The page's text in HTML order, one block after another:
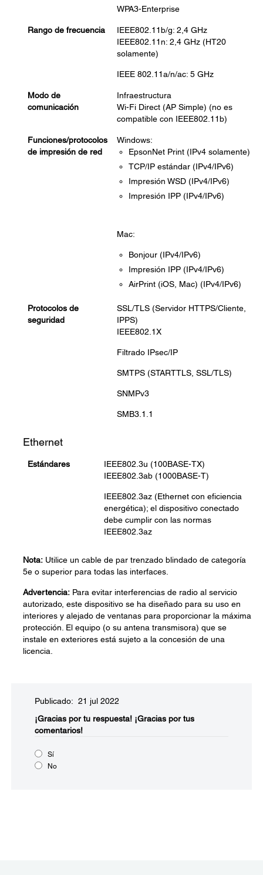
WPA3-Enterprise
Rango de frecuencia
IEEE802.11b/g: 2,4 GHz
IEEE802.11n: 2,4 GHz (HT20
solamente)
IEEE 802.11a/n/ac: 5 GHz
Modo de
comunicación
Infraestructura
Wi-Fi Direct (AP Simple) (no es
compatible con IEEE802.11b)
Funciones/protocolos
de impresión de red
Windows:
EpsonNet Print (IPv4 solamente)
TCP/IP estándar (IPv4/IPv6)
Impresión WSD (IPv4/IPv6)
Impresión IPP (IPv4/IPv6)
Mac:
Bonjour (IPv4/IPv6)
Impresión IPP (IPv4/IPv6)
AirPrint (iOS, Mac) (IPv4/IPv6)
Protocolos de
seguridad
SSL/TLS (Servidor HTTPS/Cliente,
IPPS)
IEEE802.1X
Filtrado IPsec/IP
SMTPS (STARTTLS, SSL/TLS)
SNMPv3
SMB3.1.1
Ethernet
Estándares
IEEE802.3u (100BASE-TX)
IEEE802.3ab (1000BASE-T)
IEEE802.3az (Ethernet con eficiencia
energética); el dispositivo conectado
debe cumplir con las normas
IEEE802.3az
Nota: Utilice un cable de par trenzado blindado de categoría
5e o superior para todas las interfaces.
Advertencia: Para evitar interferencias de radio al servicio
autorizado, este dispositivo se ha diseñado para su uso en
interiores y alejado de ventanas para proporcionar la máxima
protección. El equipo (o su antena transmisora) que se
instale en exteriores está sujeto a la concesión de una
licencia.
Publicado: 21 jul 2022
¡Gracias por tu respuesta! ¡Gracias por tus
comentarios!
Sí
No